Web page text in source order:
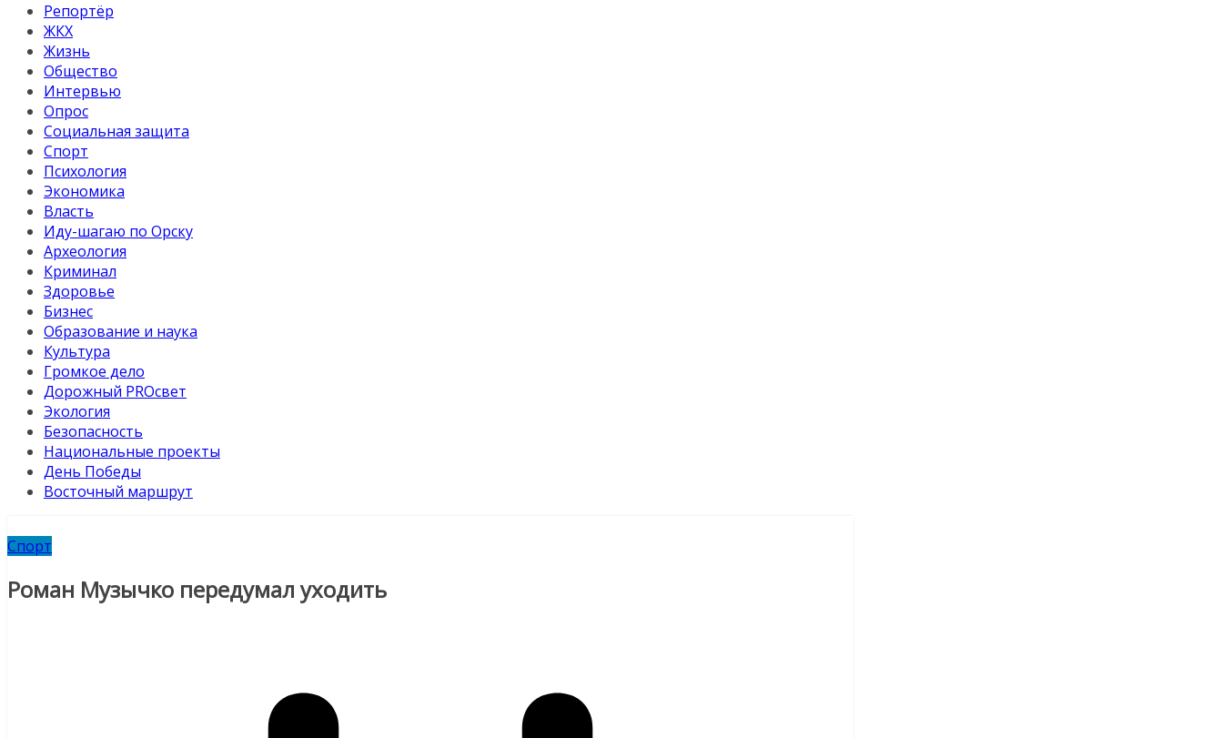
Репортёр
ЖКХ
Жизнь
Общество
Интервью
Опрос
Социальная защита
Спорт
Психология
Экономика
Власть
Иду-шагаю по Орску
Археология
Криминал
Здоровье
Бизнес
Образование и наука
Культура
Громкое дело
Дорожный PROсвет
Экология
Безопасность
Национальные проекты
День Победы
Восточный маршрут
Спорт
Роман Музычко передумал уходить